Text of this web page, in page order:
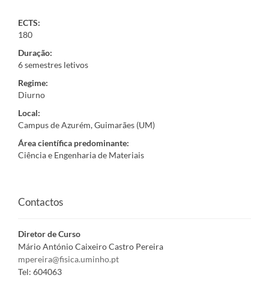
ECTS:
180
Duração:
6 semestres letivos
Regime:
Diurno
Local:
Campus de Azurém, Guimarães (UM)
Área científica predominante:
Ciência e Engenharia de Materiais
Contactos
Diretor de Curso
Mário António Caixeiro Castro Pereira
mpereira@fisica.uminho.pt
Tel: 604063